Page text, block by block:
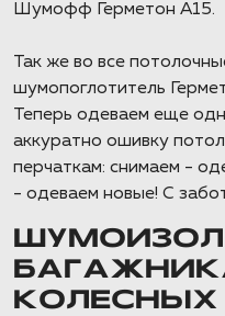
Шумофф Герметон А15.
Так же во все
шумопоглотитель
Теперь одеваем еще
аккуратно ошивку
перчаткам: снимаем -
- одеваем новые! С
КОЛЕСНЫХ